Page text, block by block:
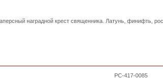
наградной крест священника. Латунь, финифть,
PC-417-0085